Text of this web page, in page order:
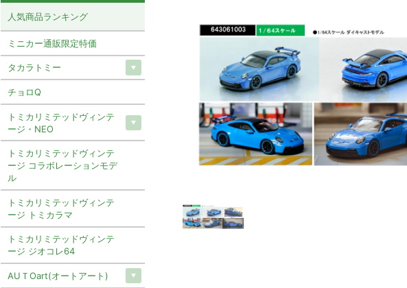
人気商品ランキング
ミニカー通販限定特価
タカラトミー
チョロQ
トミカリミテッドヴィンテ
ージ・NEO
トミカリミテッドヴィンテ
ージ コラボレーションモデ
ル
トミカリミテッドヴィンテ
ージ トミカラマ
トミカリミテッドヴィンテ
ージ ジオコレ64
AUＴOart(オートアート)